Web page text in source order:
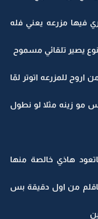
فيها مزرعه يعني فله
يصير تلقائي مسموح
للمزرعه اتوتر لمّا
مو زينه مثلا لو نطول
هاذي خالصة منها
من اول دقيقة بس